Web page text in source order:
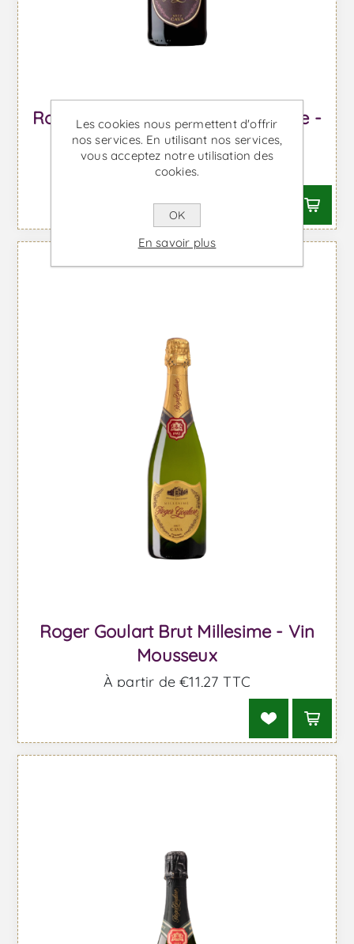
Roger Goulart Brut Rosé Millesime -
Vin Mousseux
À partir de €12,32 TTC
Roger Goulart Brut Millesime - Vin
Mousseux
À partir de €11,27 TTC
Les cookies nous permettent d'offrir
nos services. En utilisant nos services,
vous acceptez notre utilisation des
cookies.
OK
En savoir plus